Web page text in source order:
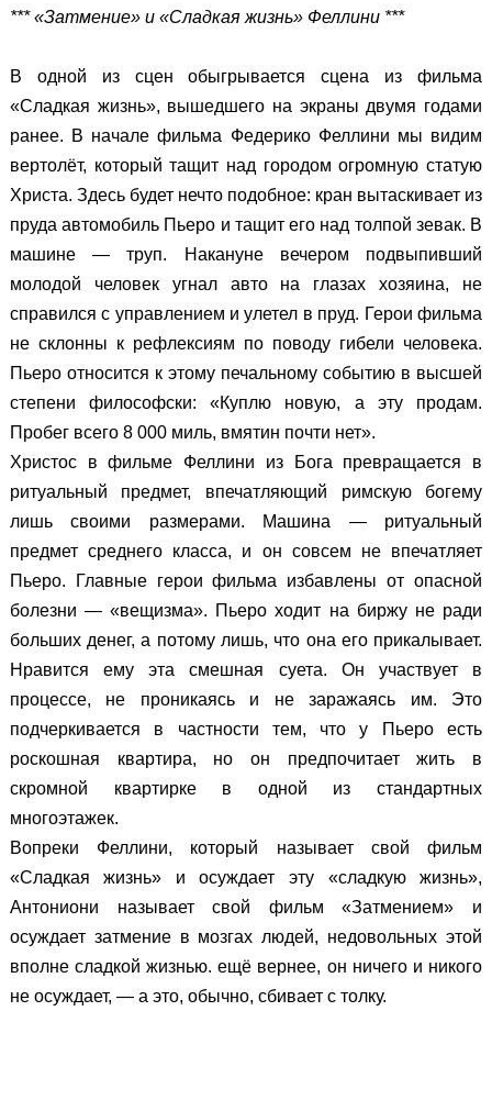
*** «Затмение» и «Сладкая жизнь» Феллини ***
В одной из сцен обыгрывается сцена из фильма
«Сладкая жизнь», вышедшего на экраны двумя годами
ранее. В начале фильма Федерико Феллини мы видим
вертолёт, который тащит над городом огромную статую
Христа. Здесь будет нечто подобное: кран вытаскивает из
пруда автомобиль Пьеро и тащит его над толпой зевак. В
машине — труп. Накануне вечером подвыпивший
молодой человек угнал авто на глазах хозяина, не
справился с управлением и улетел в пруд. Герои фильма
не склонны к рефлексиям по поводу гибели человека.
Пьеро относится к этому печальному событию в высшей
степени философски: «Куплю новую, а эту продам.
Пробег всего 8 000 миль, вмятин почти нет».
Христос в фильме Феллини из Бога превращается в
ритуальный предмет, впечатляющий римскую богему
лишь своими размерами. Машина — ритуальный
предмет среднего класса, и он совсем не впечатляет
Пьеро. Главные герои фильма избавлены от опасной
болезни — «вещизма». Пьеро ходит на биржу не ради
больших денег, а потому лишь, что она его прикалывает.
Нравится ему эта смешная суета. Он участвует в
процессе, не проникаясь и не заражаясь им. Это
подчеркивается в частности тем, что у Пьеро есть
роскошная квартира, но он предпочитает жить в
скромной квартирке в одной из стандартных
многоэтажек.
Вопреки Феллини, который называет свой фильм
«Сладкая жизнь» и осуждает эту «сладкую жизнь»,
Антониони называет свой фильм «Затмением» и
осуждает затмение в мозгах людей, недовольных этой
вполне сладкой жизнью. ещё вернее, он ничего и никого
не осуждает, — а это, обычно, сбивает с толку.